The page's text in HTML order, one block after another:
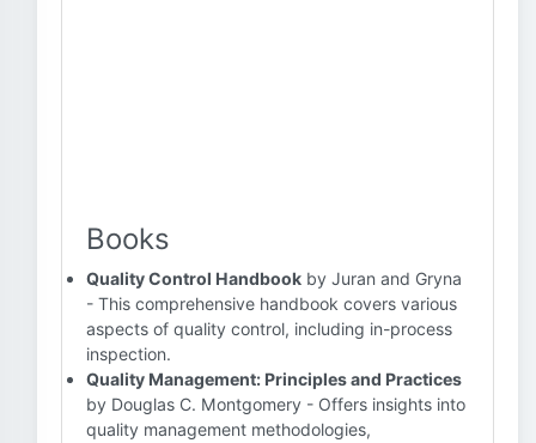
Books
Quality Control Handbook by Juran and Gryna
- This comprehensive handbook covers various
aspects of quality control, including in-process
inspection.
Quality Management: Principles and Practices
by Douglas C. Montgomery - Offers insights into
quality management methodologies,